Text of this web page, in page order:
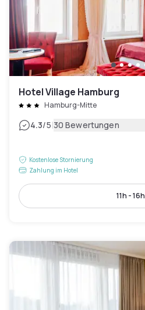
Hotel Village Hamburg
Hamburg-Mitte
4.3/5|30 Bewertungen
Kostenlose Stornierung
Zahlung im Hotel
11h - 16h